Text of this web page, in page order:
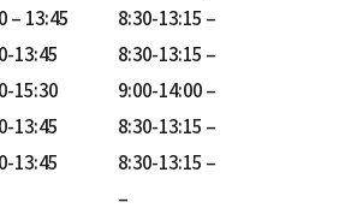
– 13:45
8:30-13:15 –
13:45
8:30-13:15 –
15:30
9:00-14:00 –
13:45
8:30-13:15 –
13:45
8:30-13:15 –
–